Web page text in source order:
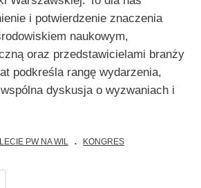
i potwierdzenie znaczenia
naukowym,
oraz przedstawicielami branży
podkreśla rangę wydarzenia,
dyskusja o wyzwaniach i
PW NA WIL . KONGRES